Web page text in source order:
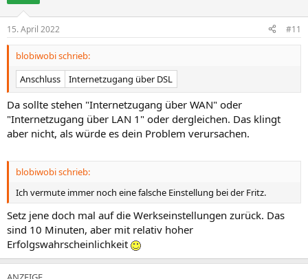
15. April 2022 #11
blobiwobi schrieb:
Anschluss
Internetzugang über DSL
Da sollte stehen "Internetzugang über WAN" oder
"Internetzugang über LAN 1" oder dergleichen. Das klingt
aber nicht, als würde es dein Problem verursachen.
blobiwobi schrieb:
Ich vermute immer noch eine falsche Einstellung bei der Fritz.
Setz jene doch mal auf die Werkseinstellungen zurück. Das
sind 10 Minuten, aber mit relativ hoher
Erfolgswahrscheinlichkeit